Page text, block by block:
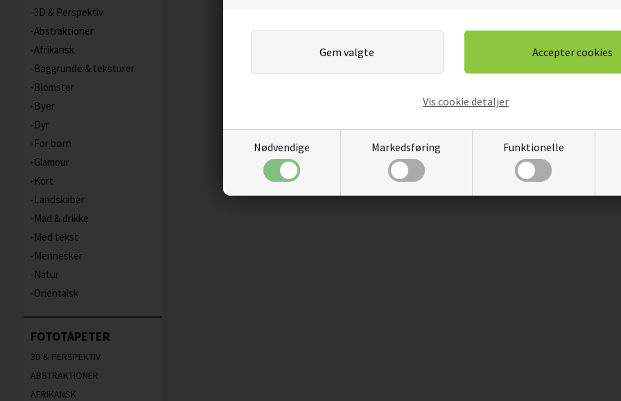
Nødvendige Markedsføring Funktionelle
Vis cookie detaljer
3D & Perspektiv
Abstraktioner
Afrikansk
Baggrunde & teksturer
Blomster
Byer
Dyr
For børn
Glamour
Kort
Landskaber
Mad & drikke
Med tekst
Mennesker
Natur
Orientalsk
FOTOTAPETER
3D & PERSPEKTIV
ABSTRAKTIONER
AFRIKANSK